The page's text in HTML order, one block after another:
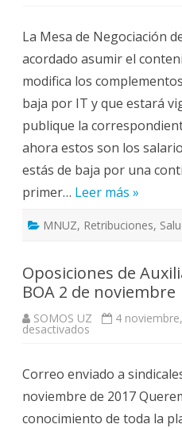
de
noviembre-
Mejoras
en
IT
y
en
conciliación
La Mesa de Negociación
acordado asumir el
modifica los
baja por IT y que estará
publique la
ahora estos son los
estás de baja por una
primer… Leer más »
MNUZ, Retribuciones,
Oposiciones de
BOA 2 de noviembre
SOMOS UZ 4
desactivados
Información
BOA
2
de
noviembre
Correo enviado a
noviembre de 2017
conocimiento de toda la